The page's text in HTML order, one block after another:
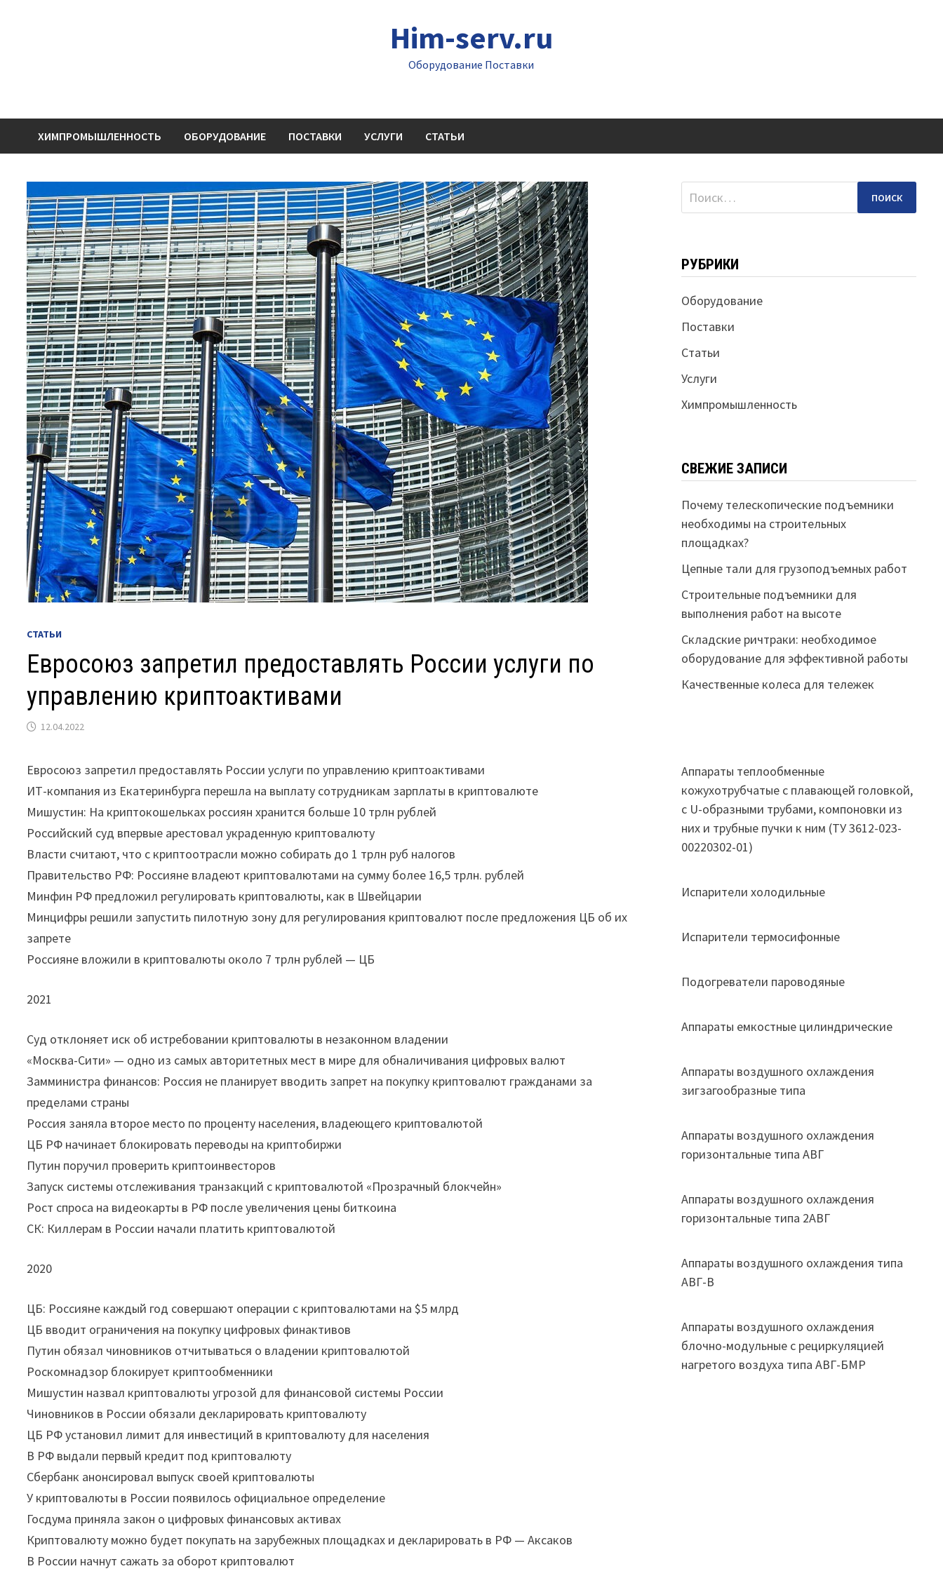
Him-serv.ru
Оборудование Поставки
ХИМПРОМЫШЛЕННОСТЬ ОБОРУДОВАНИЕ ПОСТАВКИ УСЛУГИ СТАТЬИ
СТАТЬИ
Евросоюз запретил предоставлять России услуги по
управлению криптоактивами
12.04.2022
Евросоюз запретил предоставлять России услуги по управлению криптоактивами
ИТ-компания из Екатеринбурга перешла на выплату сотрудникам зарплаты в криптовалюте
Мишустин: На криптокошельках россиян хранится больше 10 трлн рублей
Российский суд впервые арестовал украденную криптовалюту
Власти считают, что с криптоотрасли можно собирать до 1 трлн руб налогов
Правительство РФ: Россияне владеют криптовалютами на сумму более 16,5 трлн. рублей
Минфин РФ предложил регулировать криптовалюты, как в Швейцарии
Минцифры решили запустить пилотную зону для регулирования криптовалют после предложения ЦБ об их
запрете
Россияне вложили в криптовалюты около 7 трлн рублей — ЦБ
2021
Суд отклоняет иск об истребовании криптовалюты в незаконном владении
«Москва-Сити» — одно из самых авторитетных мест в мире для обналичивания цифровых валют
Замминистра финансов: Россия не планирует вводить запрет на покупку криптовалют гражданами за
пределами страны
Россия заняла второе место по проценту населения, владеющего криптовалютой
ЦБ РФ начинает блокировать переводы на криптобиржи
Путин поручил проверить криптоинвесторов
Запуск системы отслеживания транзакций с криптовалютой «Прозрачный блокчейн»
Рост спроса на видеокарты в РФ после увеличения цены биткоина
СК: Киллерам в России начали платить криптовалютой
2020
ЦБ: Россияне каждый год совершают операции с криптовалютами на $5 млрд
ЦБ вводит ограничения на покупку цифровых финактивов
Путин обязал чиновников отчитываться о владении криптовалютой
Роскомнадзор блокирует криптообменники
Мишустин назвал криптовалюты угрозой для финансовой системы России
Чиновников в России обязали декларировать криптовалюту
ЦБ РФ установил лимит для инвестиций в криптовалюту для населения
В РФ выдали первый кредит под криптовалюту
Сбербанк анонсировал выпуск своей криптовалюты
У криптовалюты в России появилось официальное определение
Госдума приняла закон о цифровых финансовых активах
Криптовалюту можно будет покупать на зарубежных площадках и декларировать в РФ — Аксаков
В России начнут сажать за оборот криптовалют
Найти:
РУБРИКИ
Оборудование
Поставки
Статьи
Услуги
Химпромышленность
СВЕЖИЕ ЗАПИСИ
Почему телескопические подъемники
необходимы на строительных
площадках?
Цепные тали для грузоподъемных работ
Строительные подъемники для
выполнения работ на высоте
Складские ричтраки: необходимое
оборудование для эффективной работы
Качественные колеса для тележек
Аппараты теплообменные
кожухотрубчатые c плавающей головкой,
с U-образными трубами, компоновки из
них и трубные пучки к ним (ТУ 3612-023-
00220302-01)
Испарители холодильные
Испарители термосифонные
Подогреватели пароводяные
Аппараты емкостные цилиндрические
Аппараты воздушного охлаждения
зигзагообразные типа
Аппараты воздушного охлаждения
горизонтальные типа АВГ
Аппараты воздушного охлаждения
горизонтальные типа 2АВГ
Аппараты воздушного охлаждения типа
АВГ-В
Аппараты воздушного охлаждения
блочно-модульные с рециркуляцией
нагретого воздуха типа АВГ-БМР